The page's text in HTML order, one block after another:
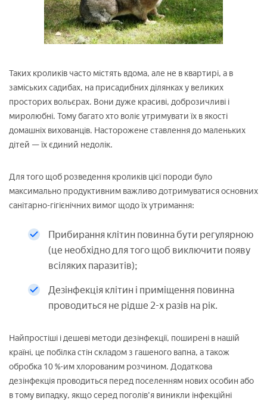
Таких кроликів часто містять вдома, але не в квартирі, а в
заміських садибах, на присадибних ділянках у великих
просторих вольєрах. Вони дуже красиві, доброзичливі і
миролюбні. Тому багато хто воліє утримувати їх в якості
домашніх вихованців. Насторожене ставлення до маленьких
дітей — їх єдиний недолік.
Для того щоб розведення кроликів цієї породи було
максимально продуктивним важливо дотримуватися основних
санітарно-гігієнічних вимог щодо їх утримання:
Прибирання клітин повинна бути регулярною
(це необхідно для того щоб виключити появу
всіляких паразитів);
Дезінфекція клітин і приміщення повинна
проводиться не рідше 2-х разів на рік.
Найпростіші і дешеві методи дезінфекції, поширені в нашій
країні, це побілка стін складом з гашеного вапна, а також
обробка 10 %-им хлорованим розчином. Додаткова
дезінфекція проводиться перед поселенням нових особин або
в тому випадку, якщо серед поголів'я виникли інфекційні